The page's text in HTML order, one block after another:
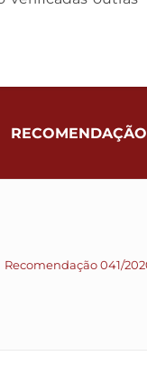
RECOMENDAÇÃO
Recomendação 041/